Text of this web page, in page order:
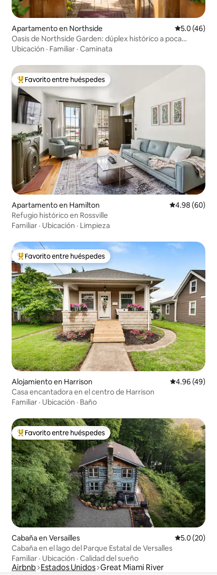
Apartamento en Northside Calificación
5.0 (46)
Oasis de Northside Garden: dúplex histórico a poca
distancia a pie
Ubicación · Familiar · Caminata
Favorito entre huéspedes preferido
Favorito entre huéspedes
Apartamento en Hamilton Calificación
4.98 (60)
Refugio histórico en Rossville
Familiar · Ubicación · Limpieza
Favorito entre huéspedes preferido
Favorito entre huéspedes
Alojamiento en Harrison Calificación
4.96 (49)
Casa encantadora en el centro de Harrison
Familiar · Ubicación · Baño
Favorito entre huéspedes preferido
Favorito entre huéspedes
Cabaña en Versailles Calificación
5.0 (20)
Cabaña en el lago del Parque Estatal de Versalles
Familiar · Ubicación · Calidad del sueño
Airbnb Estados Unidos Great Miami River